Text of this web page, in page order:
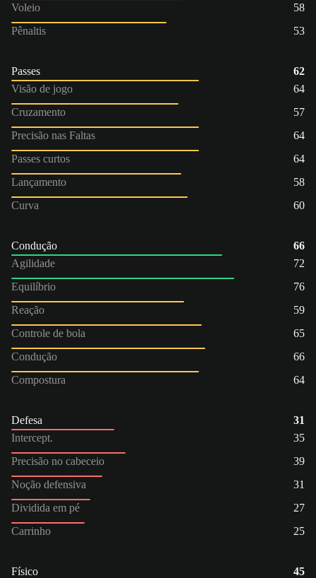
Voleio
58
Pênaltis
53
Passes
62
Visão de jogo
64
Cruzamento
57
Precisão nas Faltas
64
Passes curtos
64
Lançamento
58
Curva
60
Condução
66
Agilidade
72
Equilíbrio
76
Reação
59
Controle de bola
65
Condução
66
Compostura
64
Defesa
31
Intercept.
35
Precisão no cabeceio
39
Noção defensiva
31
Dividida em pé
27
Carrinho
25
Físico
45